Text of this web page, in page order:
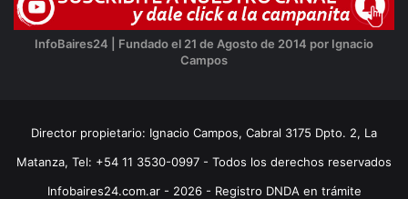
InfoBaires24 | Fundado el 21 de Agosto de 2014 por Ignacio
Campos
Director propietario: Ignacio Campos, Cabral 3175 Dpto. 2, La
Matanza, Tel: +54 11 3530-0997 - Todos los derechos reservados
Infobaires24.com.ar - 2026 - Registro DNDA en trámite